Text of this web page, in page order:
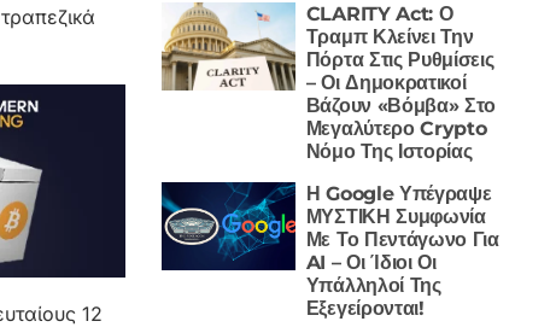
12
CLARITY Act: Ο
Τραμπ Κλείνει Την
Πόρτα Στις Ρυθμίσεις
– Οι Δημοκρατικοί
Βάζουν «Βόμβα» Στο
Μεγαλύτερο Crypto
Νόμο Της Ιστορίας
Η Google Υπέγραψε
ΜΥΣΤΙΚΗ Συμφωνία
Με Το Πεντάγωνο Για
AI – Οι Ίδιοι Οι
Υπάλληλοί Της
Εξεγείρονται!